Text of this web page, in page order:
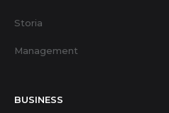
Storia
Management
BUSINESS